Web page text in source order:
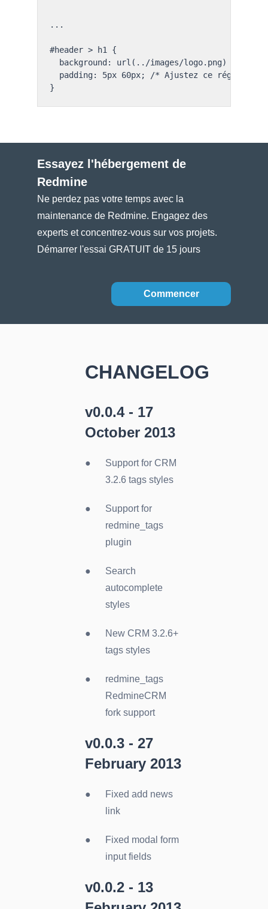
...
#header > h1 {
Essayez l'hébergement de
Redmine
Ne perdez pas votre temps avec la
maintenance de Redmine. Engagez des
experts et concentrez-vous sur vos projets.
Démarrer l'essai GRATUIT de 15 jours
Commencer
CHANGELOG
v0.0.4 - 17
October 2013
Support for CRM
3.2.6 tags styles
Support for
redmine_tags
plugin
Search
autocomplete
styles
New CRM 3.2.6+
tags styles
redmine_tags
RedmineCRM
fork support
v0.0.3 - 27
February 2013
Fixed add news
link
Fixed modal form
input fields
v0.0.2 - 13